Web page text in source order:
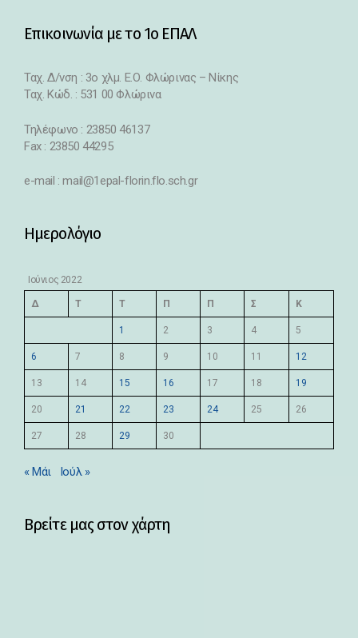
Επικοινωνία με το 1ο ΕΠΑΛ
Ταχ. Δ/νση : 3o χλμ. Ε.Ο. Φλώρινας – Νίκης
Ταχ. Κώδ. : 531 00 Φλώρινα
Τηλέφωνο : 23850 46137
Fax : 23850 44295
e-mail : mail@1epal-florin.flo.sch.gr
Ημερολόγιο
Ιούνιος 2022
Δ Τ Τ Π Π Σ Κ
1 2 3 4 5
6 7 8 9 10 11 12
13 14 15 16 17 18 19
20 21 22 23 24 25 26
27 28 29 30
« Μάι Ιούλ »
Βρείτε μας στον χάρτη